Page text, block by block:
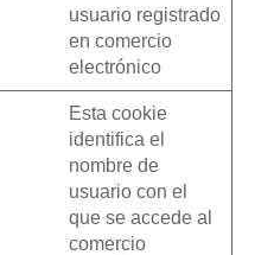
usuario registrado
en comercio
electrónico
Esta cookie
identifica el
nombre de
usuario con el
que se accede al
comercio